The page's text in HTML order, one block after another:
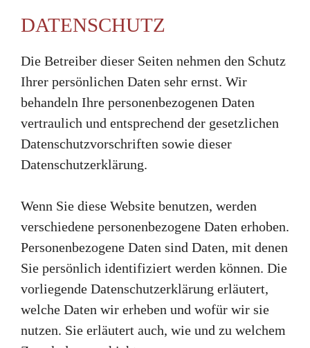
DATENSCHUTZ
Die Betreiber dieser Seiten nehmen den Schutz
Ihrer persönlichen Daten sehr ernst. Wir
behandeln Ihre personenbezogenen Daten
vertraulich und entsprechend der gesetzlichen
Datenschutzvorschriften sowie dieser
Datenschutzerklärung.
Wenn Sie diese Website benutzen, werden
verschiedene personenbezogene Daten erhoben.
Personenbezogene Daten sind Daten, mit denen
Sie persönlich identifiziert werden können. Die
vorliegende Datenschutzerklärung erläutert,
welche Daten wir erheben und wofür wir sie
nutzen. Sie erläutert auch, wie und zu welchem